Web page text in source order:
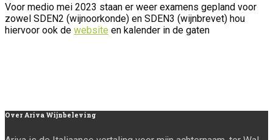
Voor medio mei 2023 staan er weer examens gepland voor
zowel SDEN2 (wijnoorkonde) en SDEN3 (wijnbrevet) hou
hiervoor ook de website en kalender in de gaten
Over Ariva Wijnbeleving